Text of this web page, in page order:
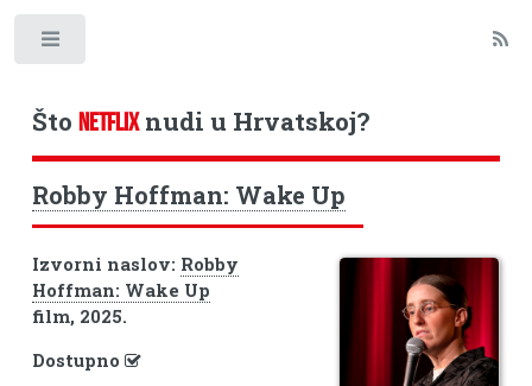
Što NETFLIXnudi u Hrvatskoj?
Robby Hoffman: Wake Up
Izvorni naslov: Robby
Hoffman: Wake Up
film, 2025.
Dostupno